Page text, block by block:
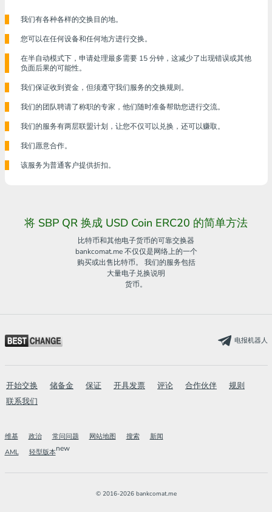
我们有各种各样的交换目的地。
您可以在任何设备和任何地方进行交换。
在半自动模式下，申请处理最多需要 15 分钟，这减少了出现错误或其他
负面后果的可能性。
我们保证收到资金，但须遵守我们服务的交换规则。
我们的团队聘请了称职的专家，他们随时准备帮助您进行交流。
我们的服务有两层联盟计划，让您不仅可以兑换，还可以赚取。
我们愿意合作。
该服务为普通客户提供折扣。
将 SBP QR 换成 USD Coin ERC20 的简单方法
比特币和其他电子货币的可靠交换器
bankcomat.me 不仅仅是网络上的一个
购买或出售比特币。 我们的服务包括
大量电子兑换说明
货币。
电报机器人
开始交换 储备金 保证 开具发票 评论 合作伙伴
规则
联系我们
维基 政治 常问问题 网站地图 搜索
新闻
AML
轻型版本new
© 2016-2026 bankcomat.me